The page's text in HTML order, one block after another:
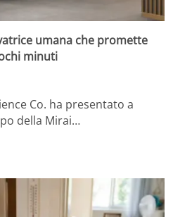
umana che promette
minuti
Co. ha presentato a
della Mirai…